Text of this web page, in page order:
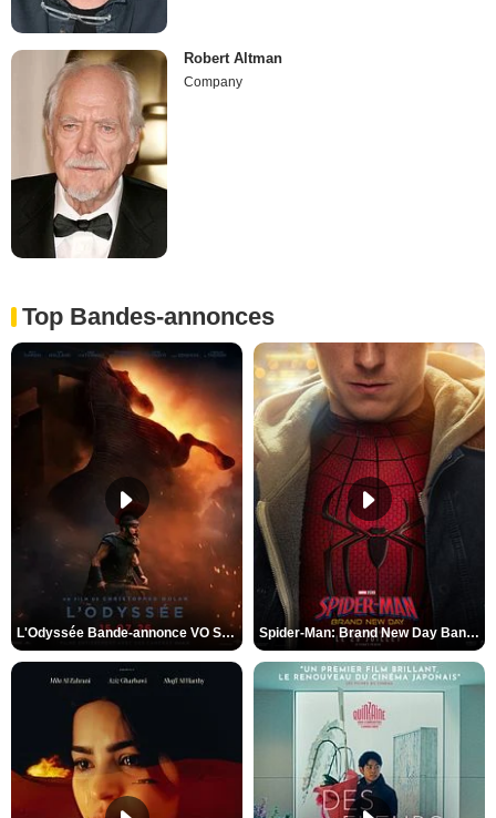
Robert Altman
Company
Top Bandes-annonces
L'Odyssée Bande-annonce VO STFR Spider-Man: Brand New Day Bande-annonce VO STFR